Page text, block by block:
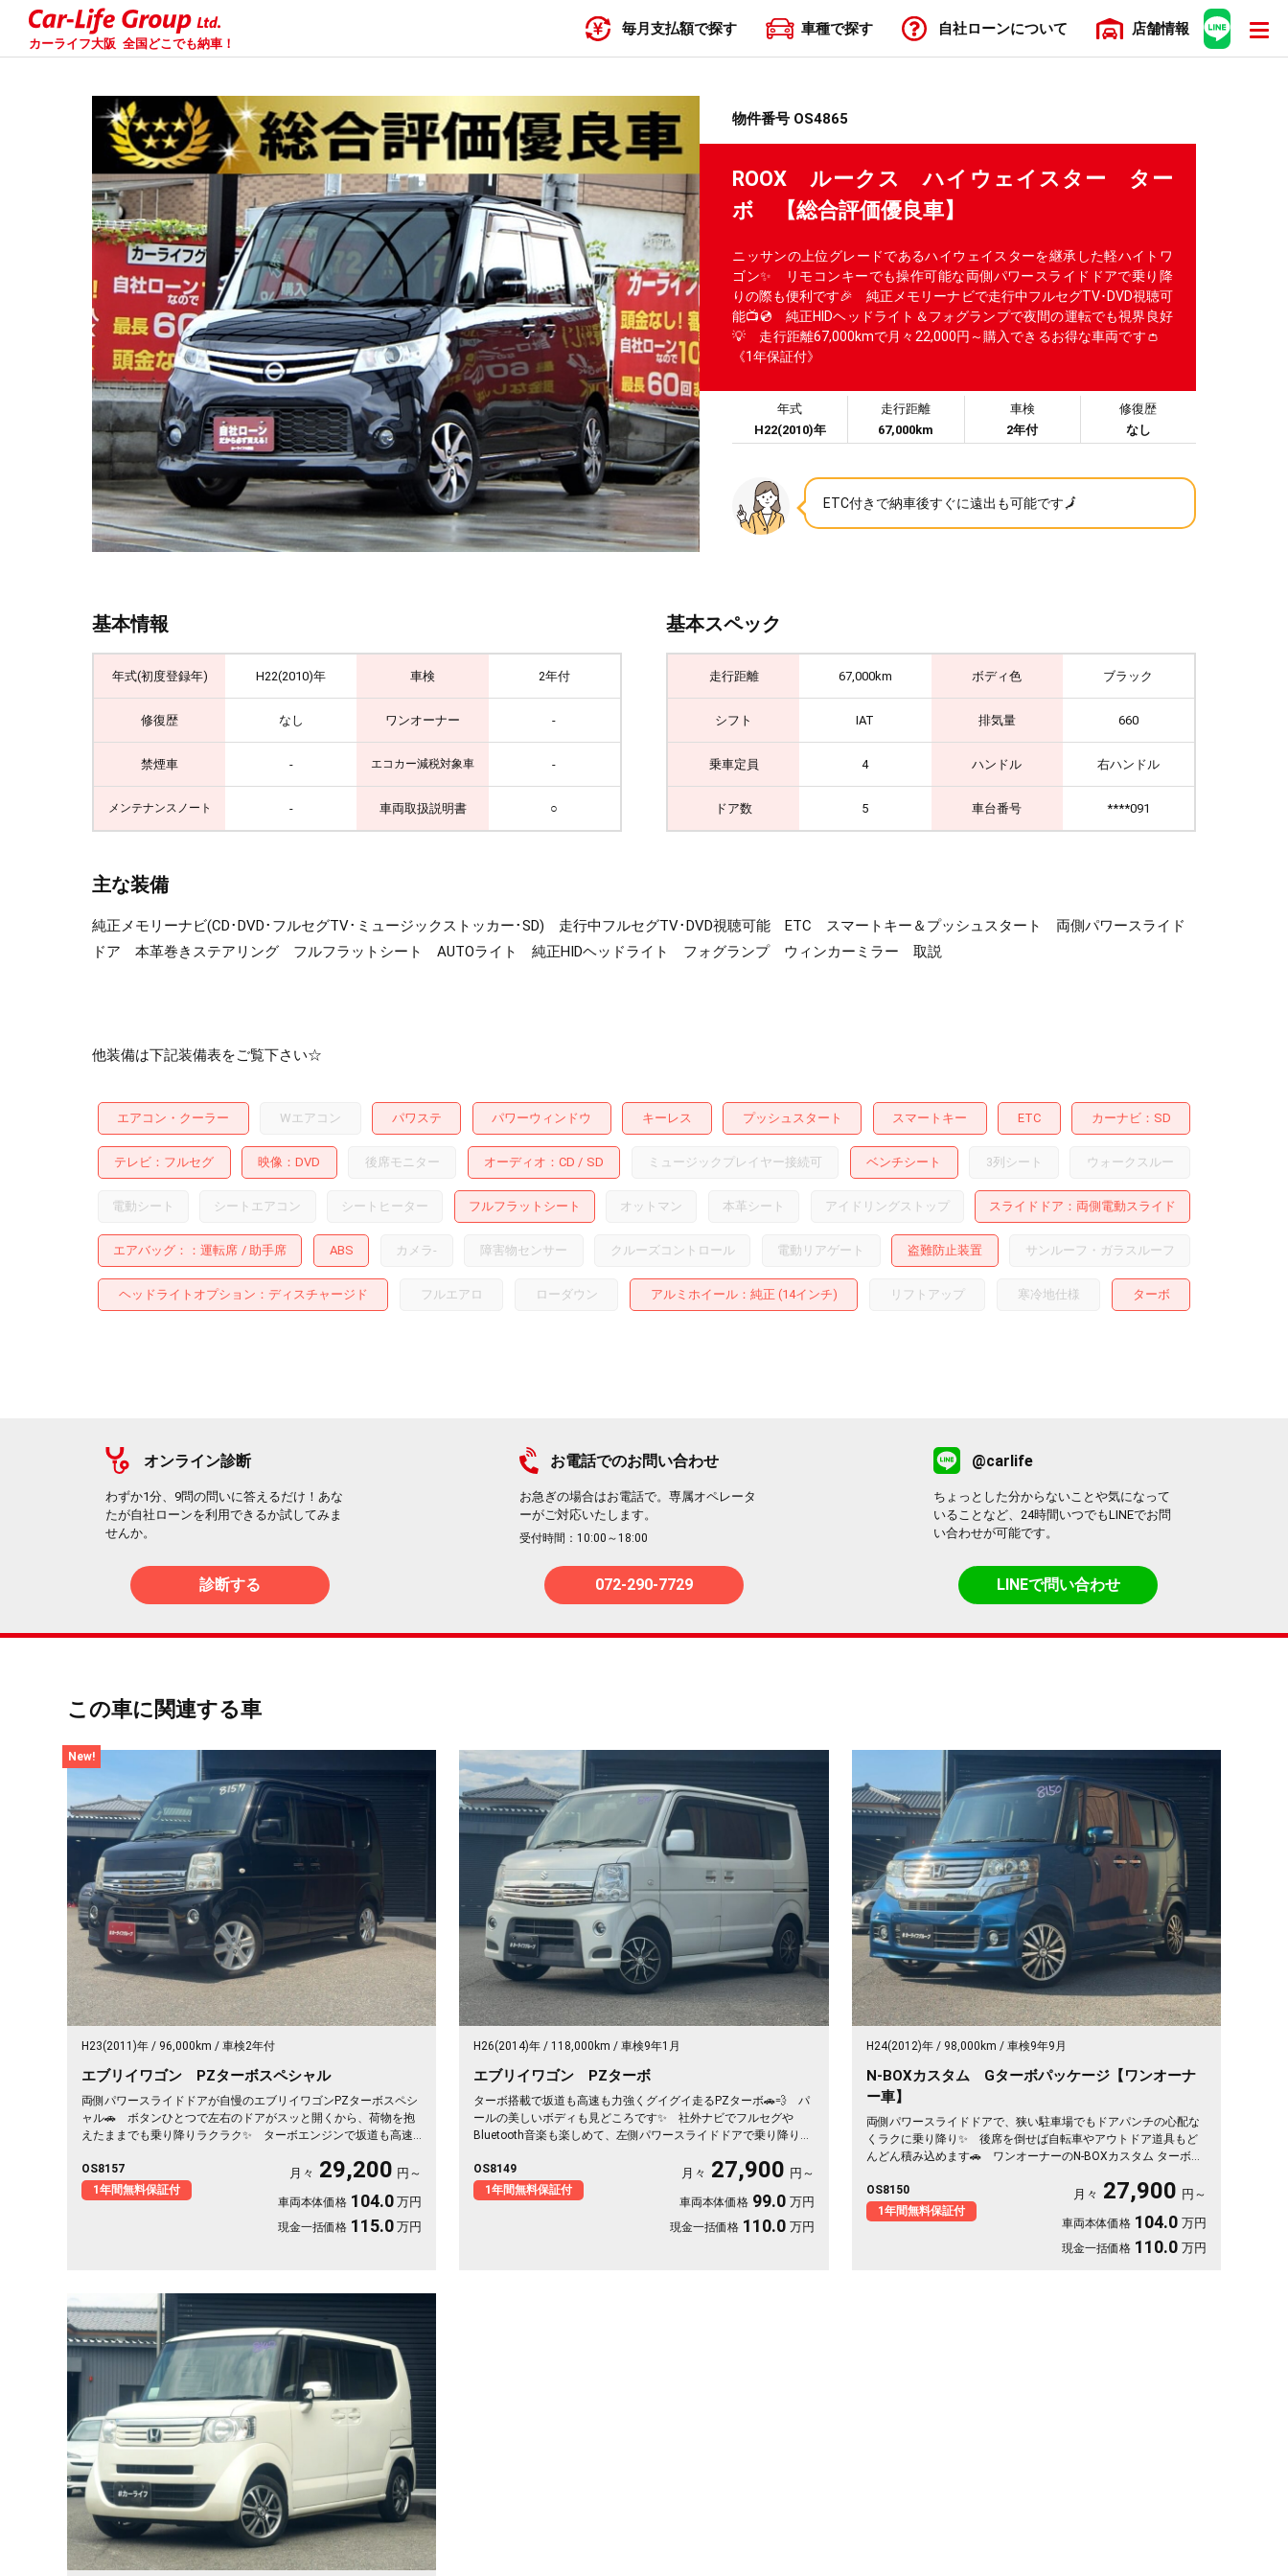
カーライフ大阪 全国どこでも納車！
毎月支払額で探す 車種で探す 自社ローンについて 店舗情報
物件番号 OS4865
ROOX ルークス ハイウェイスター ター
ボ 【総合評価優良車】
ニッサンの上位グレードであるハイウェイスターを継承した軽ハイトワ
ゴン✨ リモコンキーでも操作可能な両側パワースライドドアで乗り降
りの際も便利です🎉 純正メモリーナビで走行中フルセグTV･DVD視聴可
能📺💿 純正HIDヘッドライト＆フォグランプで夜間の運転でも視界良好
💡 走行距離67,000kmで月々22,000円～購入できるお得な車両です👛
《1年保証付》
年式
H22(2010)年
走行距離
67,000km
車検
2年付
修復歴
なし
ETC付きで納車後すぐに遠出も可能です🗾
基本情報
年式(初度登録年) H22(2010)年 車検 2年付
修復歴 なし ワンオーナー -
禁煙車 - エコカー減税対象車 -
メンテナンスノート - 車両取扱説明書 ○
基本スペック
走行距離 67,000km ボディ色 ブラック
シフト IAT 排気量 660
乗車定員 4 ハンドル 右ハンドル
ドア数 5 車台番号 ****091
主な装備
純正メモリーナビ(CD･DVD･フルセグTV･ミュージックストッカー･SD) 走行中フルセグTV･DVD視聴可能 ETC スマートキー＆プッシュスタート 両側パワースライド
ドア 本革巻きステアリング フルフラットシート AUTOライト 純正HIDヘッドライト フォグランプ ウィンカーミラー 取説
他装備は下記装備表をご覧下さい☆
エアコン・クーラー Wエアコン パワステ パワーウィンドウ キーレス プッシュスタート スマートキー ETC カーナビ SD
テレビ フルセグ 映像 DVD 後席モニター オーディオ CD SD ミュージックプレイヤー接続可 ベンチシート 3列シート ウォークスルー
電動シート シートエアコン シートヒーター フルフラットシート オットマン 本革シート アイドリングストップ スライドドア 両側電動スライド
エアバッグ： 運転席 助手席 ABS カメラ- 障害物センサー クルーズコントロール 電動リアゲート 盗難防止装置 サンルーフ・ガラスルーフ
ヘッドライトオプション ディスチャージド フルエアロ ローダウン アルミホイール：純正 (14インチ) リフトアップ 寒冷地仕様 ターボ
オンライン診断
わずか1分、9問の問いに答えるだけ！あな
たが自社ローンを利用できるか試してみま
せんか。
診断する
お電話でのお問い合わせ
お急ぎの場合はお電話で。専属オペレータ
ーがご対応いたします。
受付時間：10:00～18:00
072-290-7729
@carlife
ちょっとした分からないことや気になって
いることなど、24時間いつでもLINEでお問
い合わせが可能です。
LINEで問い合わせ
この車に関連する車
New!
H23(2011)年 96,000km 車検2年付
エブリイワゴン PZターボスペシャル
両側パワースライドドアが自慢のエブリイワゴンPZターボスペシ
ャル🚗 ボタンひとつで左右のドアがスッと開くから、荷物を抱
えたままでも乗り降りラクラク✨ ターボエンジンで坂道も高速
フルセグ対応の社外HDDナビで遠出も快適🎵💫 休日は仲間とア
ウトドアへ繰り出したくなる一台です🚗 前向きな一歩を応援する
《1年保証付》です📌
OS8157
1年間無料保証付
月々 29,200 円～
車両本体価格 104.0 万円
現金一括価格 115.0 万円
H26(2014)年 118,000km 車検9年1月
エブリイワゴン PZターボ
ターボ搭載で坂道も高速も力強くグイグイ走るPZターボ🚗💨 パ
ールの美しいボディも見どころです✨ 社外ナビでフルセグや
Bluetooth音楽も楽しめて、左側パワースライドドアで乗り降りも
心💎 休日のアウトドアも通勤も快適にこなせる相棒に❣ 月々
27900〜で手が届く一台です🎵 買った後もずっと寄り添う《1年
保証付》😊
OS8149
1年間無料保証付
月々 27,900 円～
車両本体価格 99.0 万円
現金一括価格 110.0 万円
H24(2012)年 98,000km 車検9年9月
N-BOXカスタム Gターボパッケージ【ワンオーナ
ー車】
両側パワースライドドアで、狭い駐車場でもドアパンチの心配な
くラクに乗り降り✨ 後席を倒せば自転車やアウトドア道具もど
んどん積み込めます🚗 ワンオーナーのN-BOXカスタム ターボ、
える車体も駐車はスッと安心🙌 買い物も送迎も遠出も、これ一
台で毎日がぐっと身軽になりますよ。クルコン付きで高速移動も
ゆったり快適。安心してお乗りいただける《1年保証付》です😊
OS8150
1年間無料保証付
月々 27,900 円～
車両本体価格 104.0 万円
現金一括価格 110.0 万円